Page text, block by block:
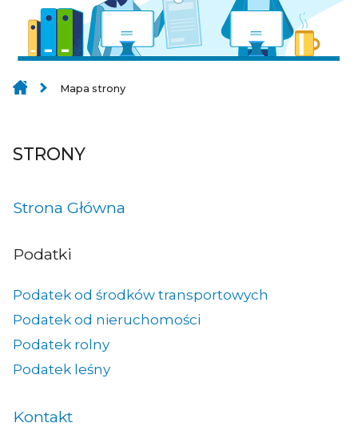
Mapa strony
STRONY
Strona Główna
Podatki
Podatek od środków transportowych
Podatek od nieruchomości
Podatek rolny
Podatek leśny
Kontakt